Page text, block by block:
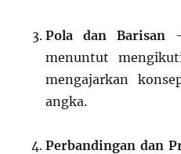
Pola dan Barisan
menuntut
mengajarkan
angka.
Perbandingan dan